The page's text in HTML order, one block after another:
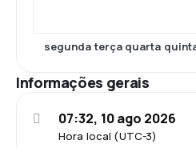
segunda terça quarta
Informações gerais
Hora local (UTC-3)
07:32, 10 ago 2026